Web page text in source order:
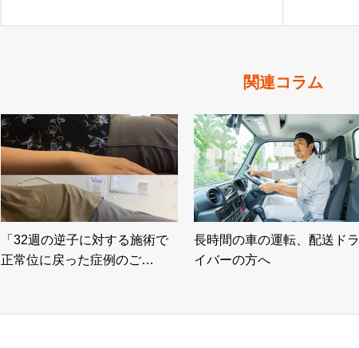
関連コラム
「32週の逆子に対する施術で
正常位に戻った症例のご…
長時間の車の運転、配送ドラ
イバーの方へ